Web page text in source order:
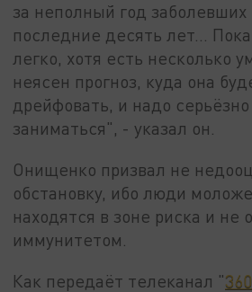
за неполный год
последние десять лет...
легко, хотя есть несколько
неясен прогноз, куда она
дрейфовать, и надо
заниматься", - указал он.
Онищенко призвал не
обстановку, ибо люди
находятся в зоне риска и не
иммунитетом.
Как передаёт телеканал "360